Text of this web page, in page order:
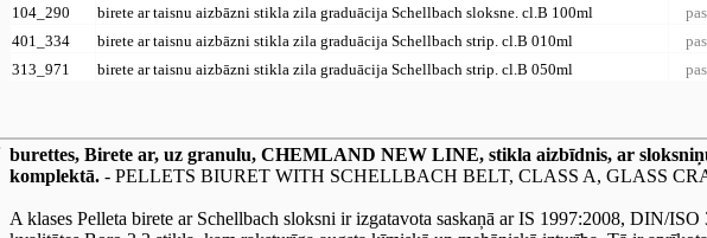
104_290
birete ar taisnu aizbāzni stikla zila graduācija Schellbach sloksne. cl.B 100ml
401_334
birete ar taisnu aizbāzni stikla zila graduācija Schellbach strip. cl.B 010ml
313_971
birete ar taisnu aizbāzni stikla zila graduācija Schellbach strip. cl.B 050ml
burettes, Birete ar, uz granulu, CHEMLAND NEW LINE, stikla aizbīdnis, ar
komplektā. - PELLETS BIURET WITH SCHELLBACH BELT, CLASS A, GLASS
A klases Pelleta birete ar Schellbach sloksni ir izgatavota saskaņā ar IS 1997:2008, DIN/ISO